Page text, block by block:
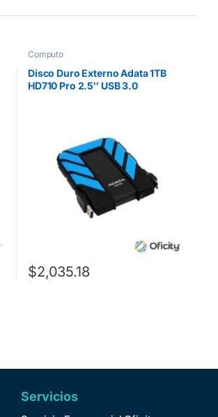
Computo
Disco Duro Externo Adata 1TB
HD710 Pro 2.5″ USB 3.0
$2,035.18
Servicios